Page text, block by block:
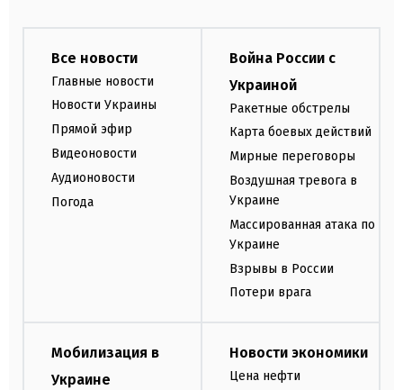
Все новости
Главные новости
Новости Украины
Прямой эфир
Видеоновости
Аудионовости
Погода
Война России с
Украиной
Ракетные обстрелы
Карта боевых действий
Мирные переговоры
Воздушная тревога в
Украине
Массированная атака по
Украине
Взрывы в России
Потери врага
Мобилизация в
Украине
Новости экономики
Цена нефти